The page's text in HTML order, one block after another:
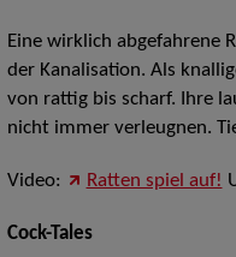
Eine wirklich abgefahrene
der Kanalisation. Als
von rattig bis scharf. Ihre
nicht immer verleugnen.
Video: Ratten spiel auf!
Cock-Tales